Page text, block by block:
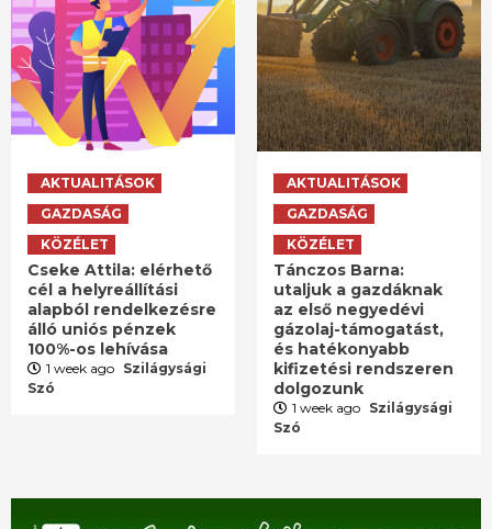
AKTUALITÁSOK
GAZDASÁG
KÖZÉLET
Cseke Attila: elérhető
cél a helyreállítási
alapból rendelkezésre
álló uniós pénzek
100%-os lehívása
1 week ago Szilágysági
Szó
AKTUALITÁSOK
GAZDASÁG
KÖZÉLET
Tánczos Barna:
utaljuk a gazdáknak
az első negyedévi
gázolaj-támogatást,
és hatékonyabb
kifizetési rendszeren
dolgozunk
1 week ago Szilágysági
Szó